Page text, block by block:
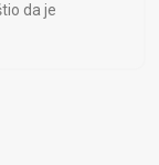
da je